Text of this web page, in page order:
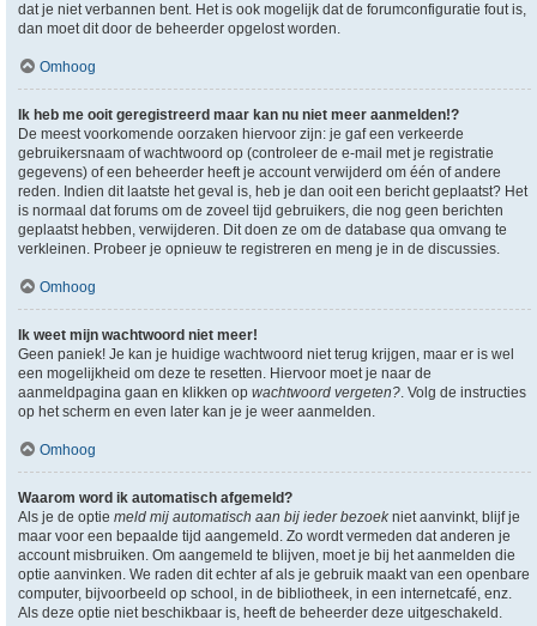
dat je niet verbannen bent. Het is ook mogelijk dat de forumconfiguratie fout is,
dan moet dit door de beheerder opgelost worden.
Omhoog
Ik heb me ooit geregistreerd maar kan nu niet meer aanmelden!?
De meest voorkomende oorzaken hiervoor zijn: je gaf een verkeerde
gebruikersnaam of wachtwoord op (controleer de e-mail met je registratie
gegevens) of een beheerder heeft je account verwijderd om één of andere
reden. Indien dit laatste het geval is, heb je dan ooit een bericht geplaatst? Het
is normaal dat forums om de zoveel tijd gebruikers, die nog geen berichten
geplaatst hebben, verwijderen. Dit doen ze om de database qua omvang te
verkleinen. Probeer je opnieuw te registreren en meng je in de discussies.
Omhoog
Ik weet mijn wachtwoord niet meer!
Geen paniek! Je kan je huidige wachtwoord niet terug krijgen, maar er is wel
een mogelijkheid om deze te resetten. Hiervoor moet je naar de
aanmeldpagina gaan en klikken op wachtwoord vergeten?. Volg de instructies
op het scherm en even later kan je je weer aanmelden.
Omhoog
Waarom word ik automatisch afgemeld?
Als je de optie meld mij automatisch aan bij ieder bezoekniet aanvinkt, blijf je
maar voor een bepaalde tijd aangemeld. Zo wordt vermeden dat anderen je
account misbruiken. Om aangemeld te blijven, moet je bij het aanmelden die
optie aanvinken. We raden dit echter af als je gebruik maakt van een openbare
computer, bijvoorbeeld op school, in de bibliotheek, in een internetcafé, enz.
Als deze optie niet beschikbaar is, heeft de beheerder deze uitgeschakeld.